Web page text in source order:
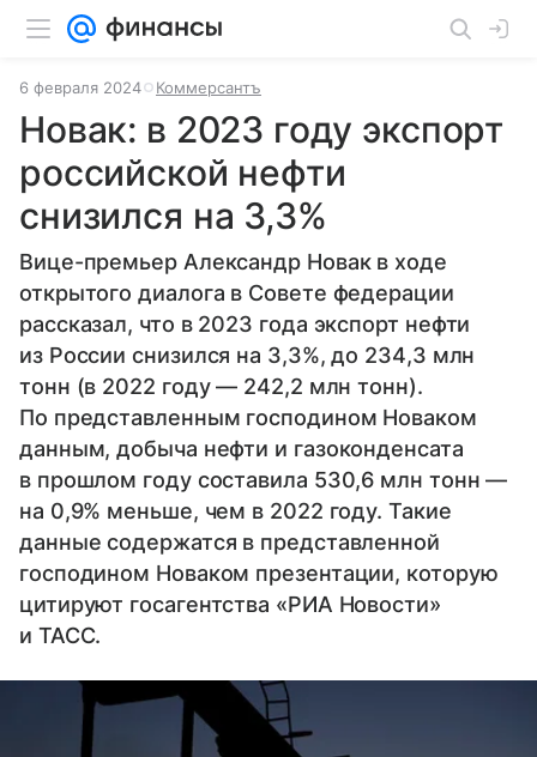
6 февраля 2024 Коммерсантъ
Новак: в 2023 году экспорт
российской нефти
снизился на 3,3%
Вице-премьер Александр Новак в ходе
открытого диалога в Совете федерации
рассказал, что в 2023 года экспорт нефти
из России снизился на 3,3%, до 234,3 млн
тонн (в 2022 году — 242,2 млн тонн).
По представленным господином Новаком
данным, добыча нефти и газоконденсата
в прошлом году составила 530,6 млн тонн —
на 0,9% меньше, чем в 2022 году. Такие
данные содержатся в представленной
господином Новаком презентации, которую
цитируют госагентства «РИА Новости»
и ТАСС.